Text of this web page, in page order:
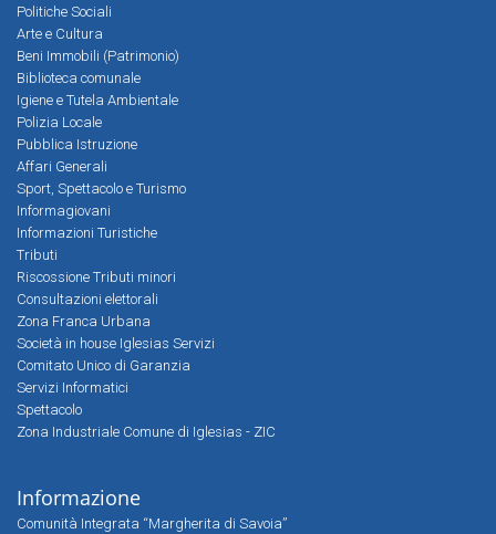
Politiche Sociali
Arte e Cultura
Beni Immobili (Patrimonio)
Biblioteca comunale
Igiene e Tutela Ambientale
Polizia Locale
Pubblica Istruzione
Affari Generali
Sport, Spettacolo e Turismo
Informagiovani
Informazioni Turistiche
Tributi
Riscossione Tributi minori
Consultazioni elettorali
Zona Franca Urbana
Società in house Iglesias Servizi
Comitato Unico di Garanzia
Servizi Informatici
Spettacolo
Zona Industriale Comune di Iglesias - ZIC
Informazione
Comunità Integrata “Margherita di Savoia”